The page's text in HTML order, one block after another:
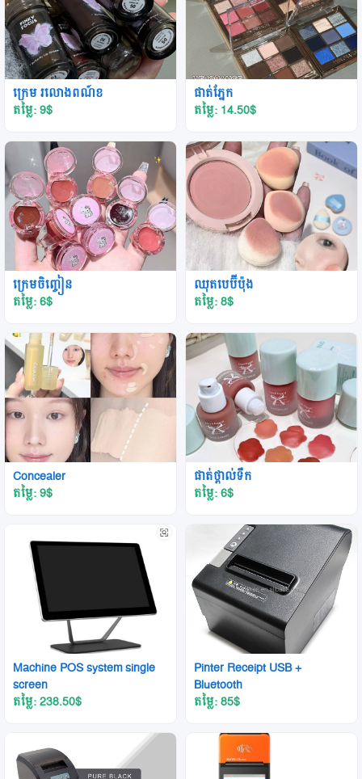
ក្រេម រលោងពណ៍ខ
តម្លៃ: 9$
ផាត់ភ្នែក
តម្លៃ: 14.50$
ក្រេមចិញ្ចៀន
តម្លៃ: 6$
ឈុតបេប៊ីប៉ុង
តម្លៃ: 8$
Concealer
តម្លៃ: 9$
ផាត់ថ្ពាល់ទឹក
តម្លៃ: 6$
Machine POS system single
screen
តម្លៃ: 238.50$
Pinter Receipt USB +
Bluetooth
តម្លៃ: 85$